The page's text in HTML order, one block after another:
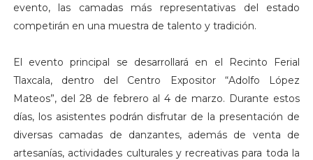
evento, las camadas más representativas del estado
competirán en una muestra de talento y tradición.
El evento principal se desarrollará en el Recinto Ferial
Tlaxcala, dentro del Centro Expositor “Adolfo López
Mateos”, del 28 de febrero al 4 de marzo. Durante estos
días, los asistentes podrán disfrutar de la presentación de
diversas camadas de danzantes, además de venta de
artesanías, actividades culturales y recreativas para toda la